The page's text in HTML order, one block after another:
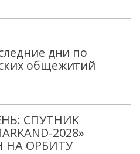
дни по
общежитий
СПУТНИК
2028»
НА ОРБИТУ